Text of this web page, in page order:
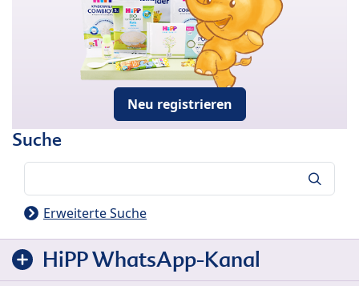
Neu registrieren
Suche
Erweiterte Suche
HiPP WhatsApp-Kanal